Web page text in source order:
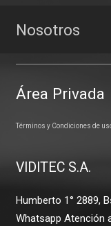
Nosotros
Área Privada
Términos y Condiciones de
VIDITEC S.A.
Humberto 1° 2889,
Whatsapp Atención